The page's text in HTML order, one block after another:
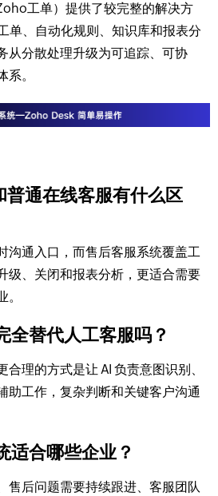
工单）提供了较完整的解决方
单、自动化规则、知识库和报表分
从分散处理升级为可追踪、可协
。
普通在线客服有什么区
沟通入口，而售后客服系统覆盖工
级、关闭和报表分析，更适合需要
全替代人工客服吗？
理的方式是让 AI 负责意图识别、
助工作，复杂判断和关键客户沟通
适合哪些企业？
售后问题需要持续跟进、客服团队